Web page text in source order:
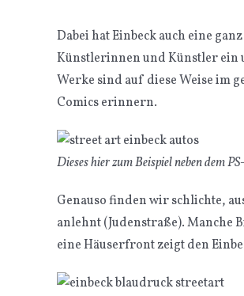
Dabei hat Einbeck auch eine
Künstlerinnen und Künstler ein
Werke sind auf diese Weise im
Comics erinnern.
Dieses hier zum Beispiel neben dem
Genauso finden wir schlichte,
anlehnt (Judenstraße). Manche
eine Häuserfront zeigt den